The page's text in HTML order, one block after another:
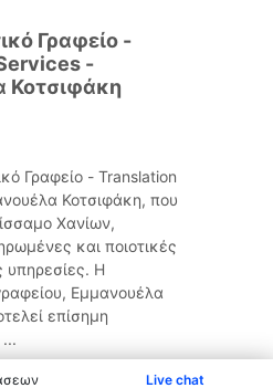
Live chat
Γραφείο -
-
Κοτσιφάκη
Γραφείο - Translation
Κοτσιφάκη, που
Χανίων,
και ποιοτικές
υπηρεσίες. Η
Εμμανουέλα
επίσημη